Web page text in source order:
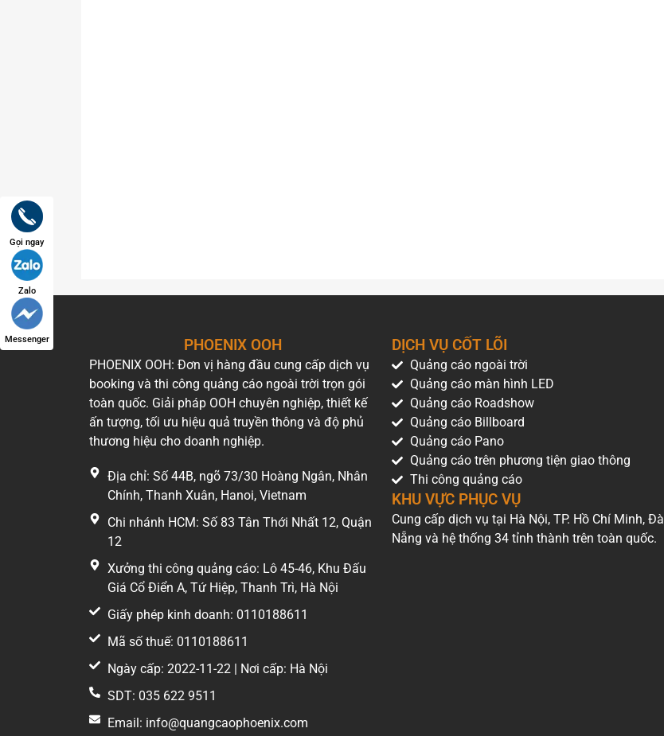
Vị trí quảng cáo màn hình LED Hai Bà Trưng – Phan Chu Trinh, Hà Nội
PHOENIX OOH
PHOENIX OOH: Đơn vị hàng đầu cung cấp dịch vụ
booking và thi công quảng cáo ngoài trời trọn gói
toàn quốc. Giải pháp OOH chuyên nghiệp, thiết kế
ấn tượng, tối ưu hiệu quả truyền thông và độ phủ
thương hiệu cho doanh nghiệp.
Địa chỉ: Số 44B, ngõ 73/30 Hoàng Ngân, Nhân
Chính, Thanh Xuân, Hanoi, Vietnam
Chi nhánh HCM: Số 83 Tân Thới Nhất 12, Quận
12
Xưởng thi công quảng cáo: Lô 45-46, Khu Đấu
Giá Cổ Điển A, Tứ Hiệp, Thanh Trì, Hà Nội
Giấy phép kinh doanh: 0110188611
Mã số thuế: 0110188611
Ngày cấp: 2022-11-22 | Nơi cấp: Hà Nội
SDT: 035 622 9511
Email: info@quangcaophoenix.com
Gọi ngay
Zalo
Messenger DỊCH VỤ CỐT LÕI
Quảng cáo ngoài trời
Quảng cáo màn hình LED
Quảng cáo Roadshow
Quảng cáo Billboard
Quảng cáo Pano
Quảng cáo trên phương tiện giao thông
Thi công quảng cáo
KHU VỰC PHỤC VỤ
Cung cấp dịch vụ tại Hà Nội, TP. Hồ Chí Minh, Đà
Nẵng và hệ thống 34 tỉnh thành trên toàn quốc.